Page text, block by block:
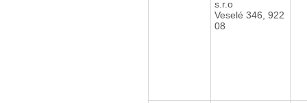
s.r.o
Veselé 346, 922
08